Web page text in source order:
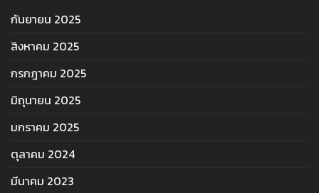
กันยายน 2025
สิงหาคม 2025
กรกฎาคม 2025
มิถุนายน 2025
มกราคม 2025
ตุลาคม 2024
มีนาคม 2023